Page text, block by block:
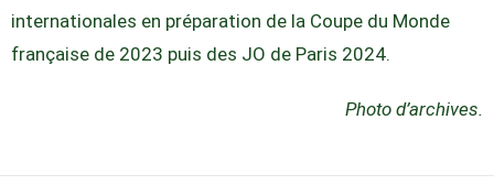
internationales en préparation de la Coupe du Monde
française de 2023 puis des JO de Paris 2024.
Photo d’archives.